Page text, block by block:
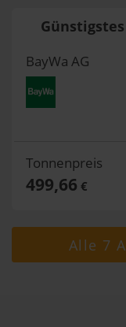
BayWa AG
Tonnenpreis
499,66 €
Alle 7